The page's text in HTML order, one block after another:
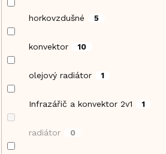
horkovzdušné 5
konvektor 10
olejový radiátor 1
Infrazářič a konvektor 2v1 1
radiátor 0